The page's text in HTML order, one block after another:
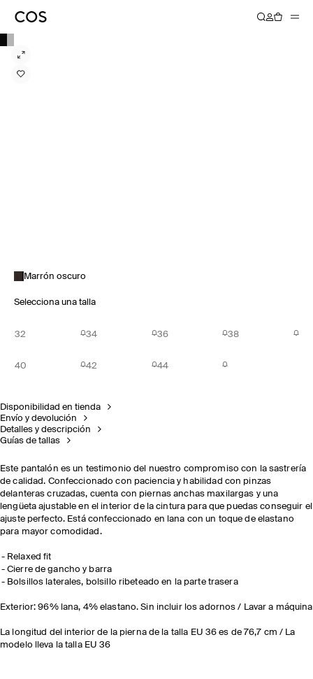
Marrón oscuro
Selecciona una talla
32 34 36 38
40 42 44
Disponibilidad en tienda
Envío y devolución
Detalles y descripción
Guías de tallas
Este pantalón es un testimonio del nuestro compromiso con la sastrería
de calidad. Confeccionado con paciencia y habilidad con pinzas
delanteras cruzadas, cuenta con piernas anchas maxilargas y una
lengüeta ajustable en el interior de la cintura para que puedas conseguir el
ajuste perfecto. Está confeccionado en lana con un toque de elastano
para mayor comodidad.
Relaxed fit
Cierre de gancho y barra
Bolsillos laterales, bolsillo ribeteado en la parte trasera
Exterior: 96% lana, 4% elastano. Sin incluir los adornos / Lavar a máquina
La longitud del interior de la pierna de la talla EU 36 es de 76,7 cm / La
modelo lleva la talla EU 36